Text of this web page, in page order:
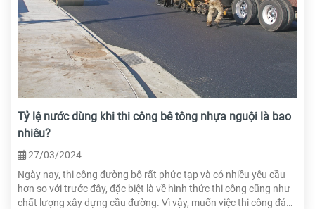
Tỷ lệ nước dùng khi thi công bê tông nhựa nguội là bao
nhiêu?
27/03/2024
Ngày nay, thi công đường bộ rất phức tạp và có nhiều yêu cầu
hơn so với trước đây, đặc biệt là về hình thức thi công cũng như
chất lượng xây dựng cầu đường. Vì vậy, muốn việc thi công đảm